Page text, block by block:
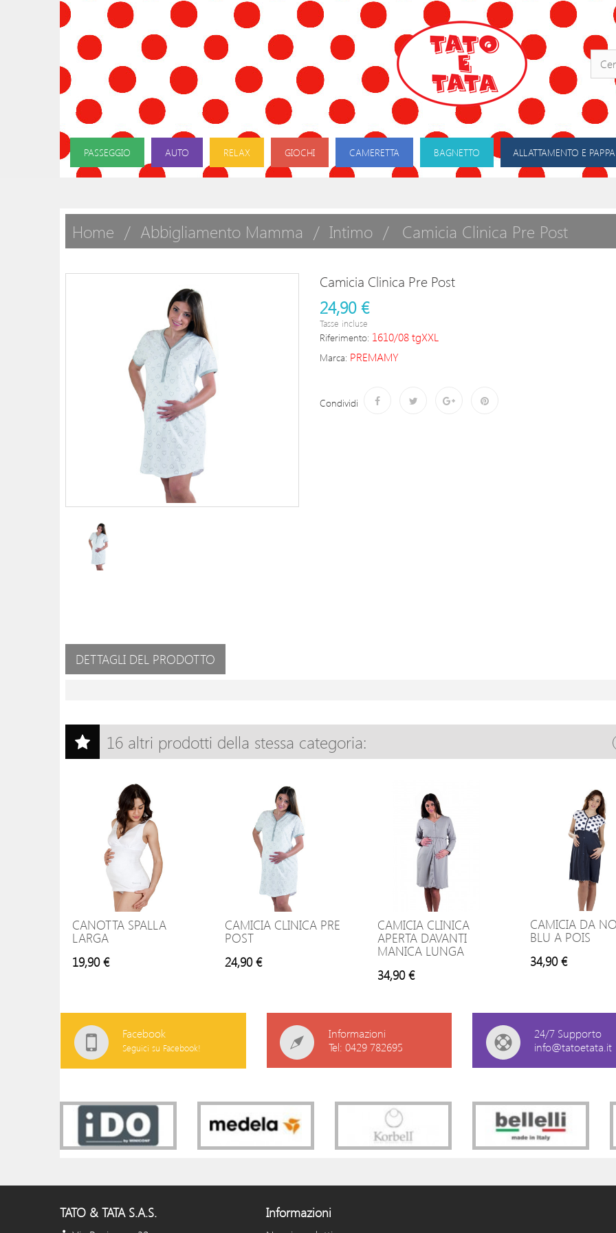
PASSEGGIO AUTO RELAX GIOCHI CAMERETTA BAGNETTO ALLATTAMENTO E PAPPA
Home Abbigliamento Mamma Intimo Camicia Clinica Pre Post
Camicia Clinica Pre Post
24,90 €
Tasse incluse
Riferimento: 1610/08 tgXXL
Marca: PREMAMY
Condividi
DETTAGLI DEL PRODOTTO
16 altri prodotti della stessa categoria:
CANOTTA SPALLA
LARGA
19,90 €
CAMICIA CLINICA PRE
POST
24,90 €
CAMICIA CLINICA
APERTA DAVANTI
MANICA LUNGA
34,90 €
CAMICIA DA
BLU A POIS
34,90 €
Facebook
Seguici su Facebook!
Informazioni
Tel: 0429 782695
24/7 Supporto
info@tatoetata.it
TATO & TATA S.A.S. Informazioni